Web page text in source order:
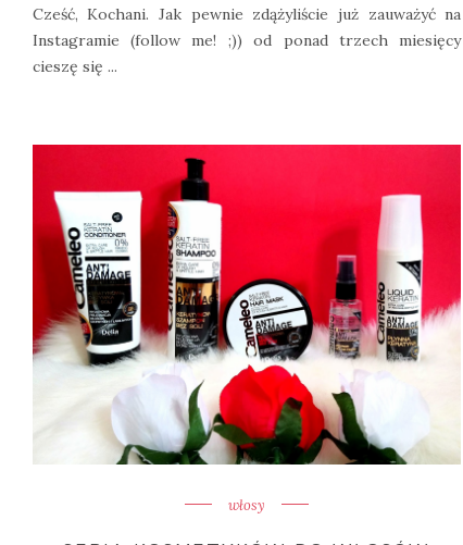
Cześć, Kochani. Jak pewnie zdążyliście już zauważyć na
Instagramie (follow me! ;)) od ponad trzech miesięcy
cieszę się ...
włosy